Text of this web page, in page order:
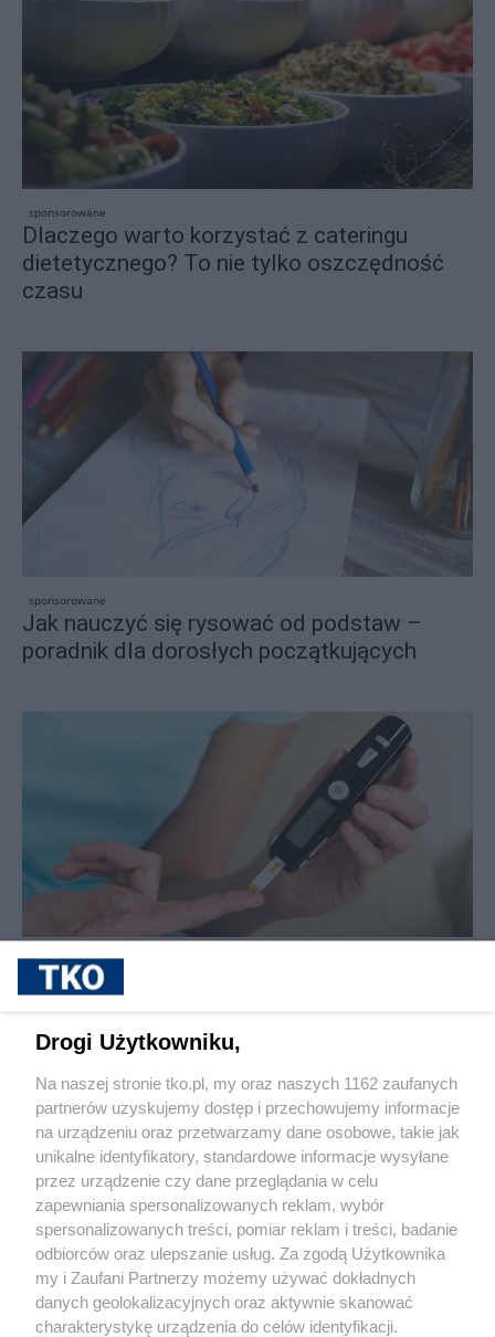
sponsorowane
Dlaczego warto korzystać z cateringu
dietetycznego? To nie tylko oszczędność
czasu
sponsorowane
Jak nauczyć się rysować od podstaw –
poradnik dla dorosłych początkujących
sponsorowane
Cukrzyca – cicha epidemia, która
możliwości leczenia i rosnąca rola
Pokaż więcej
Drogi Użytkowniku,
Na naszej stronie tko.pl, my oraz naszych 1162 zaufanych
partnerów uzyskujemy dostęp i przechowujemy informacje
na urządzeniu oraz przetwarzamy dane osobowe, takie jak
unikalne identyfikatory, standardowe informacje wysyłane
przez urządzenie czy dane przeglądania w celu
zapewniania spersonalizowanych reklam, wybór
spersonalizowanych treści, pomiar reklam i treści, badanie
odbiorców oraz ulepszanie usług. Za zgodą Użytkownika
my i Zaufani Partnerzy możemy używać dokładnych
danych geolokalizacyjnych oraz aktywnie skanować
charakterystykę urządzenia do celów identyfikacji.